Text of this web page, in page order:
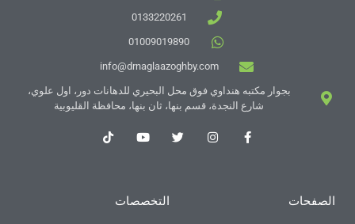
0133220261
01009019890
info@drnaglaazoghby.com
بجوار مكتبه هنداوي فوق محل البحيري للدهانات دور، اول علوي،
شارع النجدة، قسم بنها، ثان بنها، محافظة القليوبية
الصفحات التخصصات